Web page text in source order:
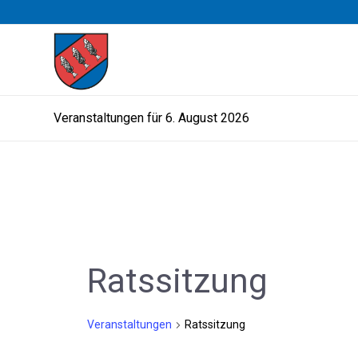
Veranstaltungen für 6. August 2026
Ratssitzung
Veranstaltungen Ratssitzung